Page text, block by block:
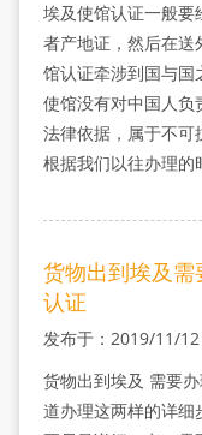
埃及使馆认证一般要
者产地证，然后在送
馆认证牵涉到国与国
使馆没有对中国人负
法律依据，属于不可
根据我们以往办理的
货物出到埃及
认证
发布于：2019/11/
货物出到埃及 需要
道办理这两样的详细